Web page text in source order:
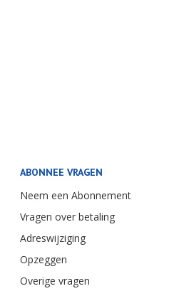
ABONNEE VRAGEN
Neem een Abonnement
Vragen over betaling
Adreswijziging
Opzeggen
Overige vragen